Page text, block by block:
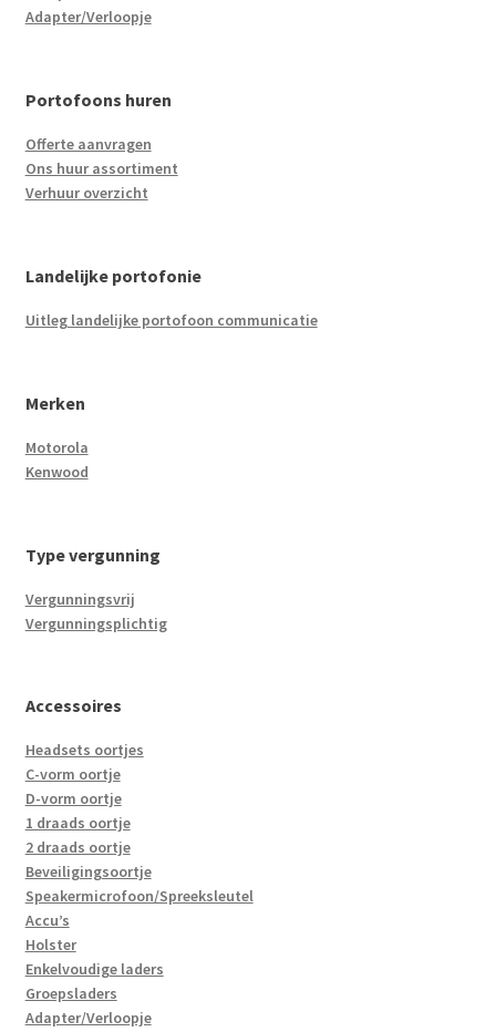
Adapter/Verloopje
Portofoons huren
Offerte aanvragen
Ons huur assortiment
Verhuur overzicht
Landelijke portofonie
Uitleg landelijke portofoon communicatie
Merken
Motorola
Kenwood
Type vergunning
Vergunningsvrij
Vergunningsplichtig
Accessoires
Headsets oortjes
C-vorm oortje
D-vorm oortje
1 draads oortje
2 draads oortje
Beveiligingsoortje
Speakermicrofoon/Spreeksleutel
Accu’s
Holster
Enkelvoudige laders
Groepsladers
Adapter/Verloopje